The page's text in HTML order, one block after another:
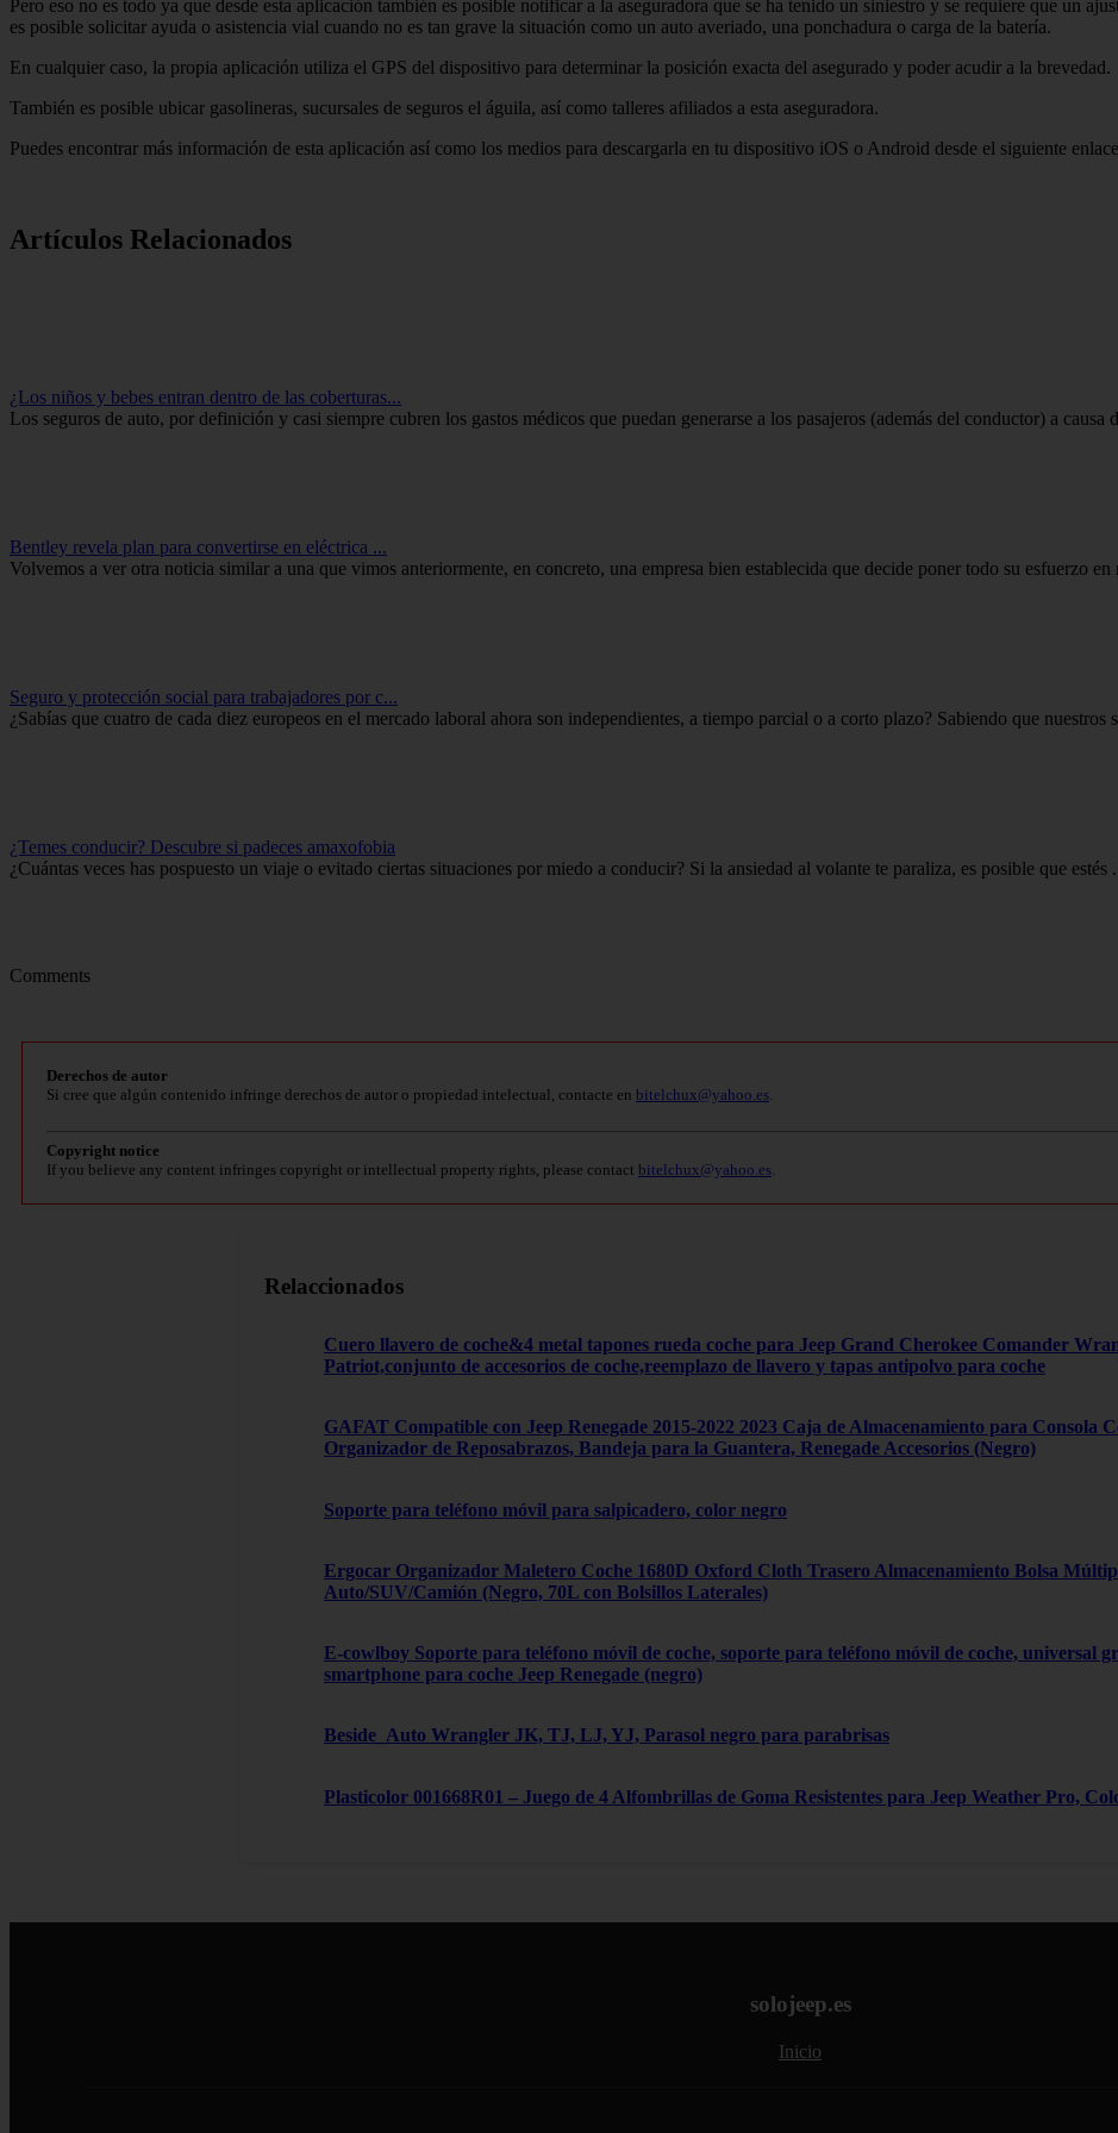
Pero eso no es todo ya que desde esta aplicación también es posible notificar a la aseguradora que se ha tenido un siniestro y se requiere que un
es posible solicitar ayuda o asistencia vial cuando no es tan grave la situación como un auto averiado, una ponchadura o carga de la batería.
En cualquier caso, la propia aplicación utiliza el GPS del dispositivo para determinar la posición exacta del asegurado y poder acudir a la brevedad.
También es posible ubicar gasolineras, sucursales de seguros el águila, así como talleres afiliados a esta aseguradora.
Puedes encontrar más información de esta aplicación así como los medios para descargarla en tu dispositivo iOS o Android desde el siguiente
Artículos Relacionados
¿Los niños y bebes entran dentro de las coberturas...
Los seguros de auto, por definición y casi siempre cubren los gastos médicos que puedan generarse a los pasajeros (además del conductor) a causa
Bentley revela plan para convertirse en eléctrica ...
Volvemos a ver otra noticia similar a una que vimos anteriormente, en concreto, una empresa bien establecida que decide poner todo su esfuerzo en
Seguro y protección social para trabajadores por c...
¿Sabías que cuatro de cada diez europeos en el mercado laboral ahora son independientes, a tiempo parcial o a corto plazo? Sabiendo que nuestros
¿Temes conducir? Descubre si padeces amaxofobia
¿Cuántas veces has pospuesto un viaje o evitado ciertas situaciones por miedo a conducir? Si la ansiedad al volante te paraliza, es posible que estés
Comments
Derechos de autor
Si cree que algún contenido infringe derechos de autor o propiedad intelectual, contacte en bitelchux@yahoo.es
Copyright notice
If you believe any content infringes copyright or intellectual property rights, please contact bitelchux@yahoo.es
Relaccionados
Cuero llavero de coche&4 metal tapones rueda coche para Jeep Grand Cherokee Comander
Patriot,conjunto de accesorios de coche,reemplazo de llavero y tapas antipolvo para coche
GAFAT Compatible con Jeep Renegade 2015-2022 2023 Caja de Almacenamiento para Consola
Organizador de Reposabrazos, Bandeja para la Guantera, Renegade Accesorios (Negro)
Soporte para teléfono móvil para salpicadero, color negro
Ergocar Organizador Maletero Coche 1680D Oxford Cloth Trasero Almacenamiento Bolsa
Auto/SUV/Camión (Negro, 70L con Bolsillos Laterales)
E-cowlboy Soporte para teléfono móvil de coche, soporte para teléfono móvil de coche, universal
smartphone para coche Jeep Renegade (negro)
Beside_Auto Wrangler JK, TJ, LJ, YJ, Parasol negro para parabrisas
Plasticolor 001668R01 – Juego de 4 Alfombrillas de Goma Resistentes para Jeep Weather Pro,
solojeep.es
Inicio